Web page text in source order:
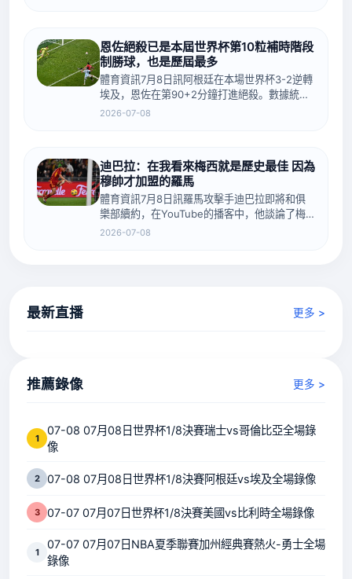
恩佐絕殺已是本屆世界杯第10粒補時階段
制勝球，也是歷屆最多
體育資訊7月8日訊阿根廷在本場世界杯3-2逆轉
埃及，恩佐在第90+2分鐘打進絕殺。數據統計
顯示，恩佐絕殺是本屆世界杯第10粒出現在90
2026-07-08
迪巴拉：在我看來梅西就是歷史最佳 因為
穆帥才加盟的羅馬
體育資訊7月8日訊羅馬攻擊手迪巴拉即將和俱
樂部續約，在YouTube的播客中，他談論了梅
西以及自己的有關話題。關于梅西憑借正在證明
2026-07-08
最新直播 更多 >
推薦錄像 更多 >
1
07-08 07月08日世界杯1/8決賽瑞士vs哥倫比亞全場錄
像
2 07-08 07月08日世界杯1/8決賽阿根廷vs埃及全場錄像
3 07-07 07月07日世界杯1/8決賽美國vs比利時全場錄像
1
07-07 07月07日NBA夏季聯賽加州經典賽熱火-勇士全場
錄像